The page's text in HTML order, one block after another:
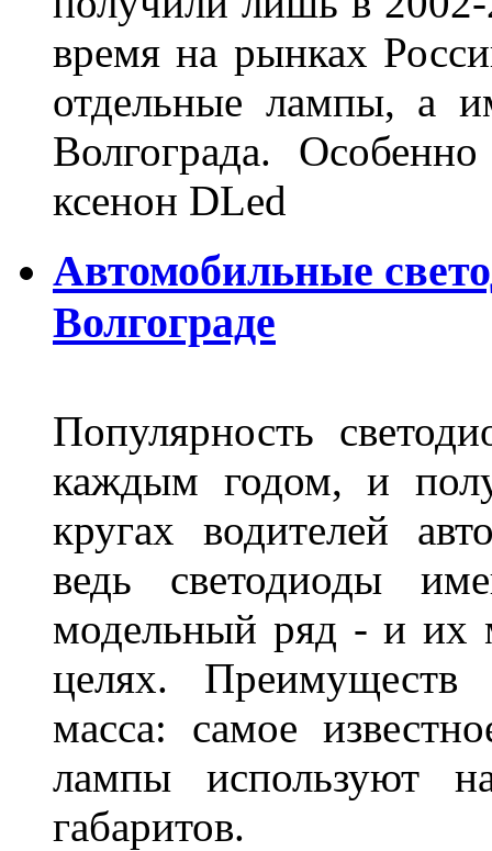
время на рынках
отдельные лампы, а
Волгограда.
ксенон DLed
Автомобильные
Волгограде
Популярность
каждым годом, и
кругах водителей
ведь светодиоды
модельный ряд - и их
целях.
масса: самое
лампы используют
габаритов.